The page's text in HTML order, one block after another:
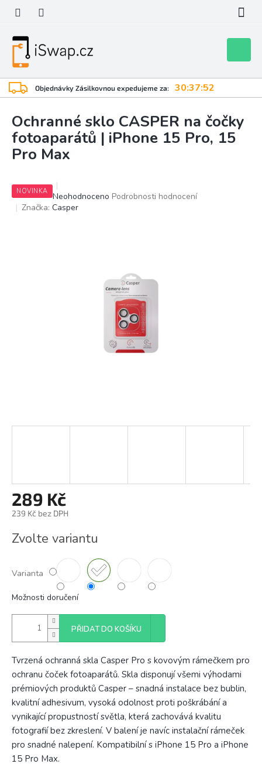
obsah
Objednávky Zásilkovnou expedujeme za: 30:37:51
košík
Ochranné sklo CASPER na čočky
fotoaparátů | iPhone 15 Pro, 15
Pro Max
NOVINKA Průměrné
hodnocení
Neohodnoceno Podrobnosti hodnocení
Značka: Casper
289 Kč
239 Kč bez DPH
cena:
Zvolte variantu
Varianta
Možnosti doručení
PŘIDAT DO KOŠÍKU
Tvrzená ochranná skla Casper Pro s kovovým rámečkem pro
ochranu čoček fotoaparátů. Skla disponují všemi výhodami
prémiových produktů Casper – snadná instalace bez bublin,
kvalitní adhesivum, vysoká odolnost proti poškrábání a
vynikající propustností světla, která zachovává kvalitu
fotografií bez zkreslení. V balení je navíc instalační rámeček
pro snadné nalepení. Kompatibilní s iPhone 15 Pro a iPhone
15 Pro Max.